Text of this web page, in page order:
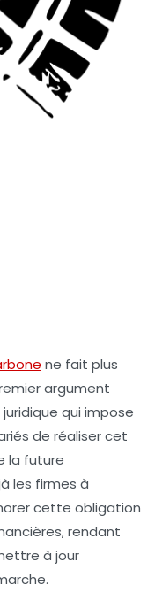
ne fait plus
argument
qui impose
de réaliser cet
la future
les firmes à
cette obligation
rendant
à jour